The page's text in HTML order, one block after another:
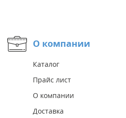
О компании
Каталог
Прайс лист
О компании
Доставка